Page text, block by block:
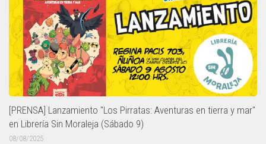
[PRENSA] Lanzamiento "Los Pirratas: Aventuras en tierra y mar"
en Librería Sin Moraleja (Sábado 9)
08/08/2025